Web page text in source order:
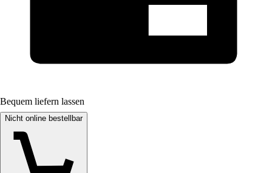
Bequem liefern lassen
Nicht online bestellbar